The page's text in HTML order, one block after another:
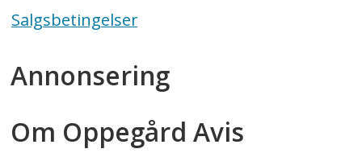
Salgsbetingelser
Annonsering
Om Oppegård Avis